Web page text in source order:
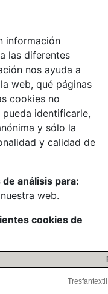
información
las diferentes
nos ayuda a
web, qué páginas
cookies no
identificarle,
y sólo la
y calidad de
análisis para:
web.
cookies de